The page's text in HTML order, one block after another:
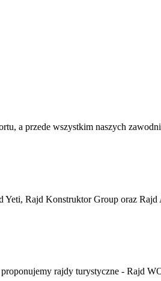
a przede wszystkim naszych
Rajd Konstruktor Group oraz
rajdy turystyczne - Rajd